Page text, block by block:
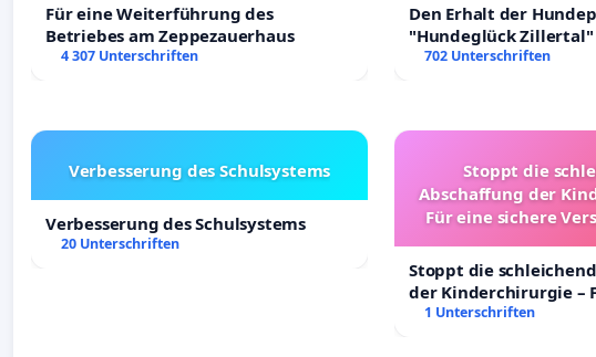
Für eine Weiterführung des
Betriebes am Zeppezauerhaus
4 307 Unterschriften
Den Erhalt der
"Hundeglück Zillertal"
702 Unterschriften
Verbesserung des Schulsystems
Verbesserung des Schulsystems
20 Unterschriften
Stoppt die
Abschaffung der
Für eine sichere
Stoppt die
der Kinderchirurgie –
sichere Versorgung
1 Unterschriften